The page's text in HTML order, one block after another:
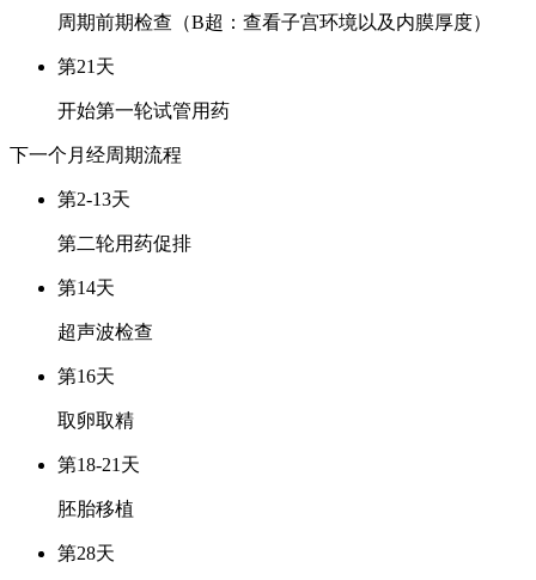
周期前期检查（B超：查看子宫环境以及内膜厚度）
第21天
开始第一轮试管用药
下一个月经周期流程
第2-13天
第二轮用药促排
第14天
超声波检查
第16天
取卵取精
第18-21天
胚胎移植
第28天